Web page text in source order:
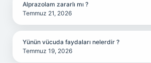
Alprazolam zararlı mı ?
Temmuz 21, 2026
Yünün vücuda faydaları nelerdir ?
Temmuz 19, 2026